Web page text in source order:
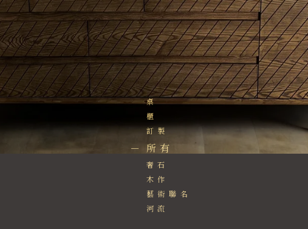
桌
櫃
訂製
所有
奢石
木作
藝術聯名
河流